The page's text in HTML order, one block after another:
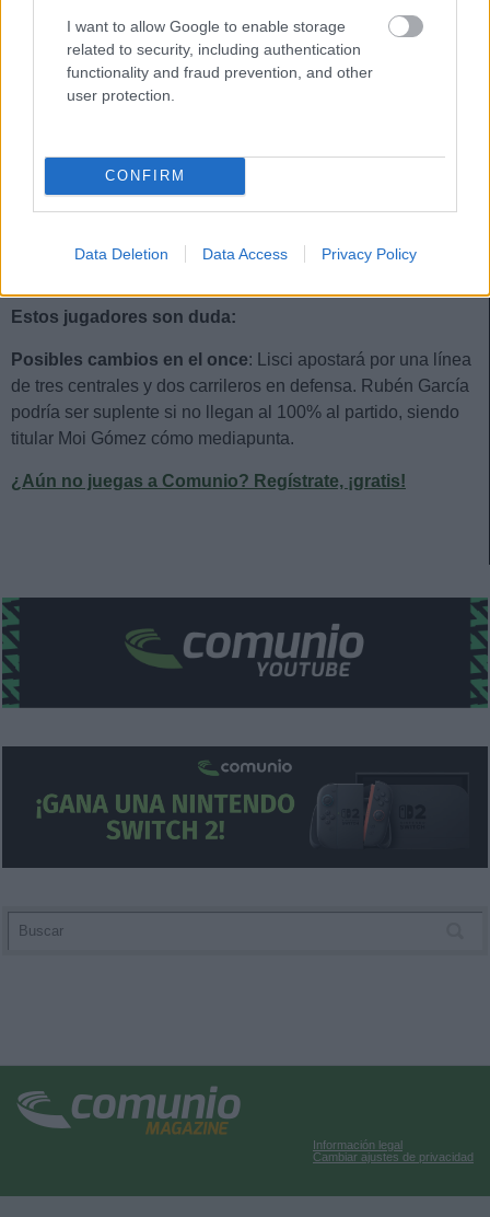
I want to allow Google to enable storage
related to security, including authentication
functionality and fraud prevention, and other
user protection.
CONFIRM
Data Deletion Data Access Privacy Policy
BENITO
BRETONES
BOYOMO
Estos jugadores son duda:
Posibles cambios en el once: Lisci apostará por una línea
de tres centrales y dos carrileros en defensa. Rubén García
podría ser suplente si no llegan al 100% al partido, siendo
titular Moi Gómez cómo mediapunta.
¿Aún no juegas a Comunio? Regístrate, ¡gratis!
Información legal
Cambiar ajustes de privacidad